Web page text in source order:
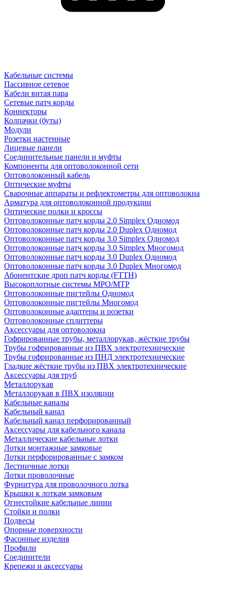
Кабельные системы
Пассивное сетевое
Кабели витая пара
Сетевые патч корды
Коннекторы
Колпачки (буты)
Модули
Розетки настенные
Лицевые панели
Соединительные панели и муфты
Компоненты для оптоволоконной сети
Оптоволоконный кабель
Оптические муфты
Сварочные аппараты и рефлектометры для оптоволокна
Арматура для оптоволоконной продукции
Оптические полки и кроссы
Оптоволоконные патч корды 2.0 Simplex Одномод
Оптоволоконные патч корды 2.0 Duplex Одномод
Оптоволоконные патч корды 3.0 Simplex Одномод
Оптоволоконные патч корды 3.0 Simplex Многомод
Оптоволоконные патч корды 3.0 Duplex Одномод
Оптоволоконные патч корды 3.0 Duplex Многомод
Абонентские дроп патч корды (FTTH)
Высокоплотные системы MPO/MTP
Оптоволоконные пигтейлы Одномод
Оптоволоконные пигтейлы Многомод
Оптоволоконные адаптеры и розетки
Оптоволоконные сплиттеры
Аксессуары для оптоволокна
Гофрированные трубы, металлорукав, жёсткие трубы
Трубы гофрированные из ПВХ электротехнические
Трубы гофрированные из ПНД электротехнические
Гладкие жёсткие трубы из ПВХ электротехнические
Аксессуары для труб
Металлорукав
Металлорукав в ПВХ изоляции
Кабельные каналы
Кабельный канал
Кабельный канал перфорированный
Аксессуары для кабельного канала
Металлические кабельные лотки
Лотки монтажные замковые
Лотки перфорированные с замком
Лестничные лотки
Лотки проволочные
Фурнитура для проволочного лотка
Крышки к лоткам замковым
Огнестойкие кабельные линии
Стойки и полки
Подвесы
Опорные поверхности
Фасонные изделия
Профили
Соединители
Крепежи и аксессуары